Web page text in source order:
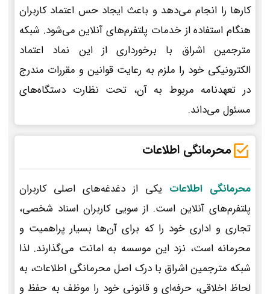
کارها را انجام می‌دهد و باعث ایجاد حس اعتماد کاربران
هنگام استفاده از خدمات پلتفرم‌های آنلاین می‌شود. شبکه
مترجمین اشراق با برخورداری از این نماد اعتماد
الکترونیکی خود را ملزم به رعایت قوانین و مقررات مندرج
در تعهدنامه مربوط به آن، تحت نظارت دستگاه‌های
مسئول می‌داند.
محرمانگی اطلاعات
محرمانگی اطلاعات یکی از دغدغه‌های اصلی کاربران
پلتفرم‌های آنلاین است. از سویی کاربران اسناد شخصی،
تجاری و اداری خود را که برای آن‌ها بسیار پراهمیت و
محرمانه است، نزد این موسسه به امانت می‌گذارند. لذا
شبکه مترجمین اشراق با درک اصل محرمانگی اطلاعات، به
لحاظ اخلاقی، حرفه‌ای و قانونی خود را موظف به حفظ و